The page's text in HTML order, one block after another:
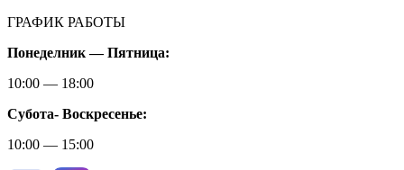
ГРАФИК РАБОТЫ
Понеделник — Пятница:
10:00 — 18:00
Субота- Воскресенье:
10:00 — 15:00